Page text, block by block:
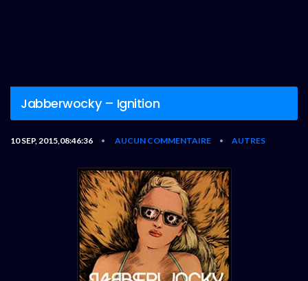
Jabberwocky – Ignition
10 SEP, 2015,08:46:36 • AUCUN COMMENTAIRE • AUTRES